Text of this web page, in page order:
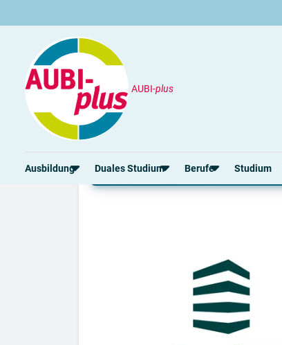
AUBI-plus
Ausbildung Duales Studium Berufe
Berufe nach Themen
Alle Berufe
Schülerpraktikum
Studium
Unternehmen